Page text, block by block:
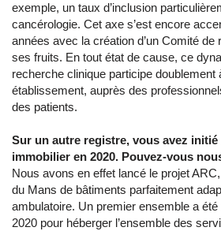
exemple, un taux d’inclusion
cancérologie. Cet axe s’est encore
années avec la création d’un Comité de
ses fruits. En tout état de cause, ce
recherche clinique participe doublement
établissement, auprès des
des patients.
Sur un autre registre, vous avez
immobilier en 2020. Pouvez-vous
Nous avons en effet lancé le projet
du Mans de bâtiments parfaitement
ambulatoire. Un premier ensemble a
2020 pour héberger l’ensemble des